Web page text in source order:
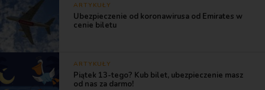
ARTYKUŁY
Ubezpieczenie od koronawirusa od Emirates w
cenie biletu
ARTYKUŁY
Piątek 13-tego? Kub bilet, ubezpieczenie masz
od nas za darmo!